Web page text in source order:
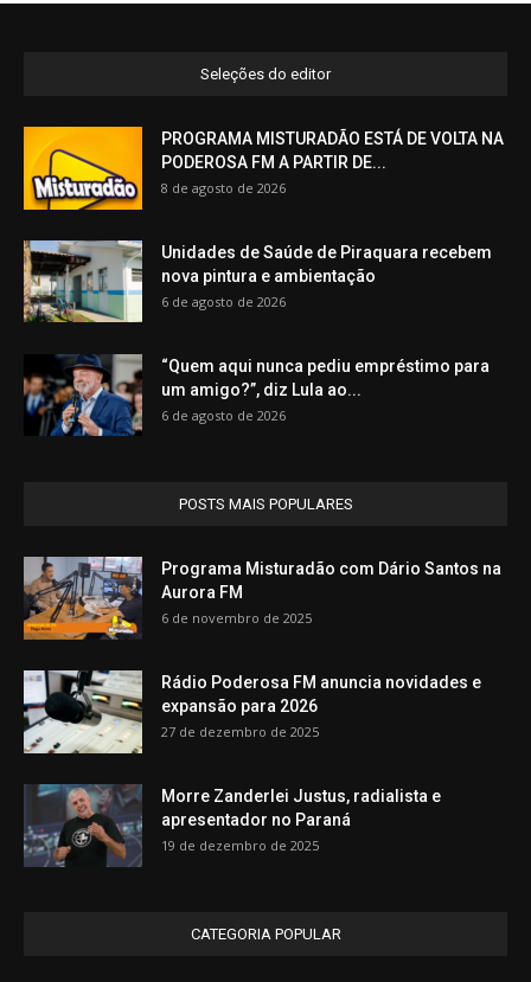
Seleções do editor
PROGRAMA MISTURADÃO ESTÁ DE VOLTA NA
PODEROSA FM A PARTIR DE...
8 de agosto de 2026
Unidades de Saúde de Piraquara recebem
nova pintura e ambientação
6 de agosto de 2026
“Quem aqui nunca pediu empréstimo para
um amigo?”, diz Lula ao...
6 de agosto de 2026
POSTS MAIS POPULARES
Programa Misturadão com Dário Santos na
Aurora FM
6 de novembro de 2025
Rádio Poderosa FM anuncia novidades e
expansão para 2026
27 de dezembro de 2025
Morre Zanderlei Justus, radialista e
apresentador no Paraná
19 de dezembro de 2025
CATEGORIA POPULAR